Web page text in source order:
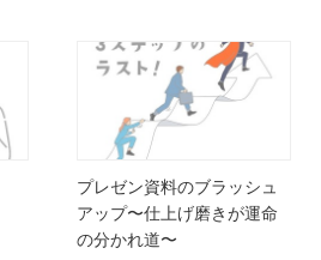
プレゼン資料のブラッシュ
アップ〜仕上げ磨きが運命
の分かれ道〜